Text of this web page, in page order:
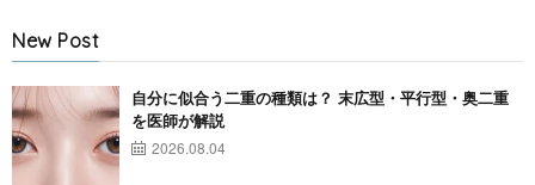
New Post
自分に似合う二重の種類は？ 末広型・平行型・奥二重
を医師が解説
2026.08.04